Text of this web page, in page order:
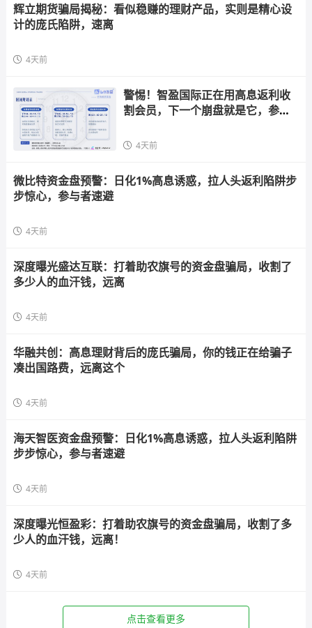
辉立期货骗局揭秘：看似稳赚的理财产品，实则是精心设
计的庞氏陷阱，速离
4天前
警惕！智盈国际正在用高息返利收
割会员，下一个崩盘就是它，参与
4天前
微比特资金盘预警：日化1%高息诱惑，拉人头返利陷阱步
步惊心，参与者速避
4天前
深度曝光盛达互联：打着助农旗号的资金盘骗局，收割了
多少人的血汗钱，远离
4天前
华融共创：高息理财背后的庞氏骗局，你的钱正在给骗子
凑出国路费，远离这个
4天前
海天智医资金盘预警：日化1%高息诱惑，拉人头返利陷阱
步步惊心，参与者速避
4天前
深度曝光恒盈彩：打着助农旗号的资金盘骗局，收割了多
少人的血汗钱，远离！
4天前
点击查看更多